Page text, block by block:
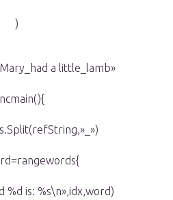
)
a little_lamb»
is: %s\n»,idx,word)